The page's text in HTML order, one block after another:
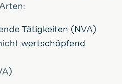
Tätigkeiten (NVA)
wertschöpfend